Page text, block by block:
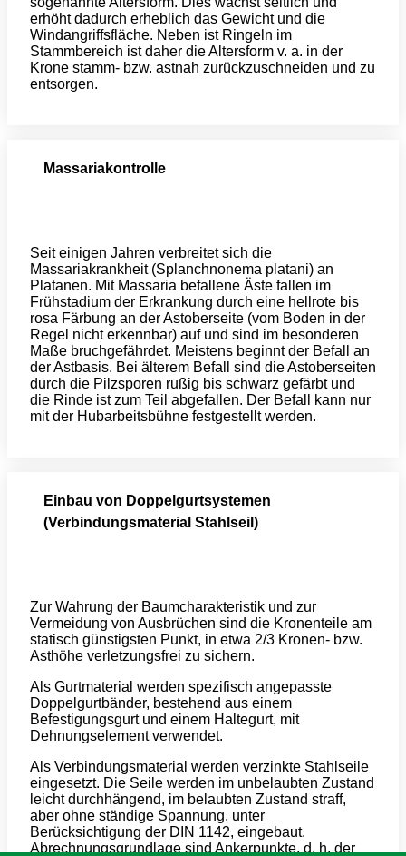
erhöht dadurch erheblich das Gewicht und die
Windangriffsfläche. Neben ist Ringeln im
Stammbereich ist daher die Altersform v. a. in der
Krone stamm- bzw. astnah zurückzuschneiden und zu
entsorgen.
Massariakontrolle
Seit einigen Jahren verbreitet sich die
Massariakrankheit (Splanchnonema platani) an
Platanen. Mit Massaria befallene Äste fallen im
Frühstadium der Erkrankung durch eine hellrote bis
rosa Färbung an der Astoberseite (vom Boden in der
Regel nicht erkennbar) auf und sind im besonderen
Maße bruchgefährdet. Meistens beginnt der Befall an
der Astbasis. Bei älterem Befall sind die Astoberseiten
durch die Pilzsporen rußig bis schwarz gefärbt und
die Rinde ist zum Teil abgefallen. Der Befall kann nur
mit der Hubarbeitsbühne festgestellt werden.
Einbau von Doppelgurtsystemen
(Verbindungsmaterial Stahlseil)
Zur Wahrung der Baumcharakteristik und zur
Vermeidung von Ausbrüchen sind die Kronenteile am
statisch günstigsten Punkt, in etwa 2/3 Kronen- bzw.
Asthöhe verletzungsfrei zu sichern.
Als Gurtmaterial werden spezifisch angepasste
Doppelgurtbänder, bestehend aus einem
Befestigungsgurt und einem Haltegurt, mit
Dehnungselement verwendet.
Als Verbindungsmaterial werden verzinkte Stahlseile
eingesetzt. Die Seile werden im unbelaubten Zustand
leicht durchhängend, im belaubten Zustand straff,
aber ohne ständige Spannung, unter
Berücksichtigung der DIN 1142, eingebaut.
Abrechnungsgrundlage sind Ankerpunkte, d. h. der